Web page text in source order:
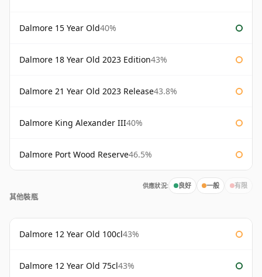
Dalmore 15 Year Old40%
Dalmore 18 Year Old 2023 Edition43%
Dalmore 21 Year Old 2023 Release43.8%
Dalmore King Alexander III40%
Dalmore Port Wood Reserve46.5%
供應狀況: 良好 一般 有限
其他裝瓶
Dalmore 12 Year Old 100cl43%
Dalmore 12 Year Old 75cl43%